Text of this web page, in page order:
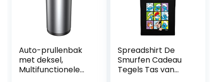
Auto-prullenbak
met deksel,
Multifunctionele
Spreadshirt De
Smurfen Cadeau
Tegels Tas van